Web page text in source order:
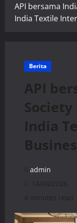
API bersama
India Textile
Berita
API
India
admin
14/04/2026
4 minutes read